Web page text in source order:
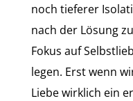
noch tieferer
nach der Lösung
Fokus auf
legen. Erst wenn
Liebe wirklich ein